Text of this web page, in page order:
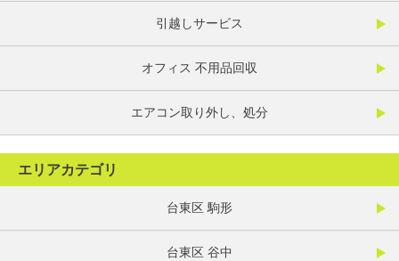
引越しサービス
オフィス 不用品回収
エアコン取り外し、処分
エリアカテゴリ
台東区 駒形
台東区 谷中